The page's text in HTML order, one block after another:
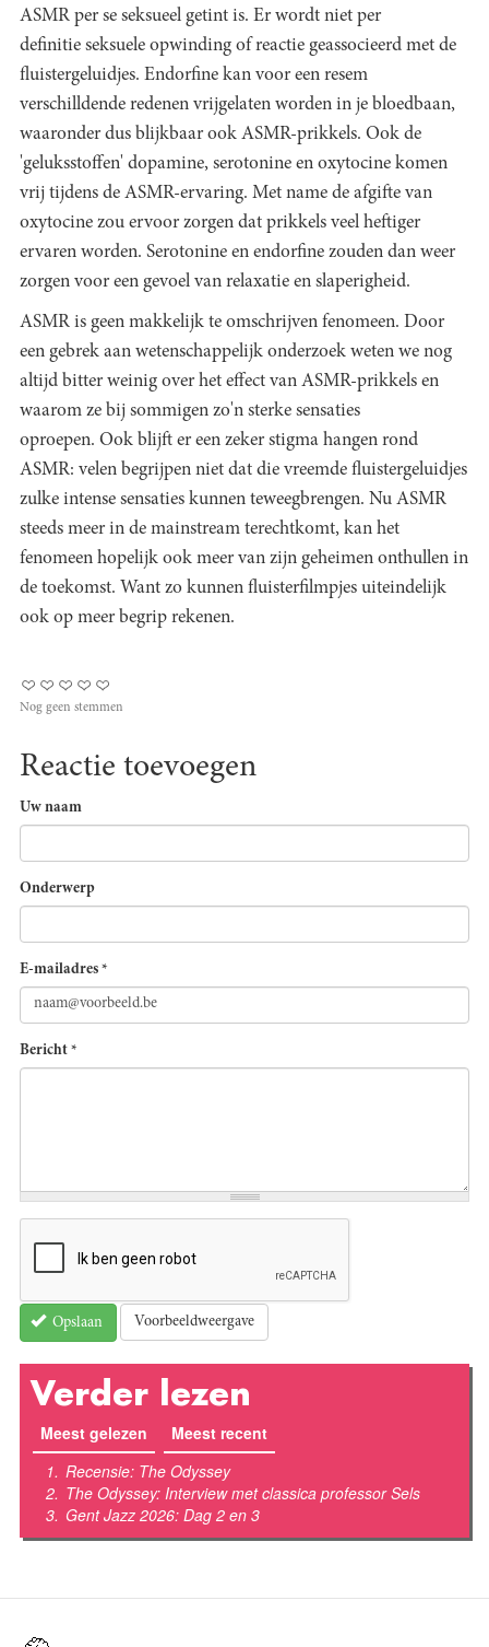
ASMR per se seksueel getint is. Er wordt niet per
definitie seksuele opwinding of reactie geassocieerd met de
fluistergeluidjes. Endorfine kan voor een resem
verschilldende redenen vrijgelaten worden in je bloedbaan,
waaronder dus blijkbaar ook ASMR-prikkels. Ook de
'geluksstoffen' dopamine, serotonine en oxytocine komen
vrij tijdens de ASMR-ervaring. Met name de afgifte van
oxytocine zou ervoor zorgen dat prikkels veel heftiger
ervaren worden. Serotonine en endorfine zouden dan weer
zorgen voor een gevoel van relaxatie en slaperigheid.
ASMR is geen makkelijk te omschrijven fenomeen. Door
een gebrek aan wetenschappelijk onderzoek weten we nog
altijd bitter weinig over het effect van ASMR-prikkels en
waarom ze bij sommigen zo'n sterke sensaties
oproepen. Ook blijft er een zeker stigma hangen rond
ASMR: velen begrijpen niet dat die vreemde fluistergeluidjes
zulke intense sensaties kunnen teweegbrengen. Nu ASMR
steeds meer in de mainstream terechtkomt, kan het
fenomeen hopelijk ook meer van zijn geheimen onthullen in
de toekomst. Want zo kunnen fluisterfilmpjes uiteindelijk
ook op meer begrip rekenen.
Nog geen stemmen
Reactie toevoegen
Uw naam
Onderwerp
E-mailadres *
Bericht *
Opslaan Voorbeeldweergave
Verder lezen
Meest gelezen (actieve tabblad)
Meest recent
Recensie: The Odyssey
The Odyssey: Interview met classica professor Sels
Gent Jazz 2026: Dag 2 en 3